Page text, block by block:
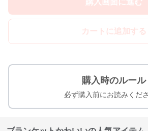
購入画面に進む
カートに追加する
購入時のルール
必ず購入前にお読みくださ